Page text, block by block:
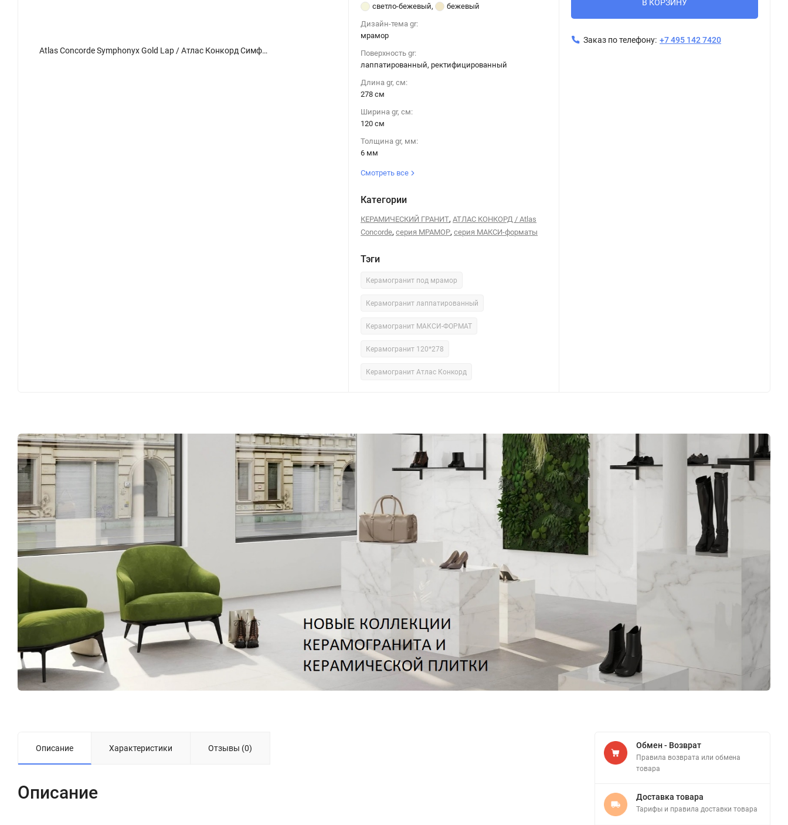
Atlas Concorde Symphonyx Gold Lap / Атлас Конкорд Симфоникс Голд Лап 120x278
светло-бежевый,
бежевый
Дизайн-тема gr:
мрамор
Поверхность gr:
лаппатированный, ректифицированный
Длина gr, см:
278 см
Ширина gr, см:
120 см
Толщина gr, мм:
6 мм
Смотреть все
Категории
КЕРАМИЧЕСКИЙ ГРАНИТ,АТЛАС КОНКОРД / Atlas
Concorde,серия МРАМОР,серия МАКСИ-форматы
Тэги
Керамогранит под мрамор
Керамогранит лаппатированный
Керамогранит МАКСИ-ФОРМАТ
Керамогранит 120*278
Керамогранит Атлас Конкорд
В КОРЗИНУ
Заказ по телефону: +7 495 142 7420
Описание Характеристики Отзывы (0)
Описание
Обмен - Возврат
Правила возврата или обмена
товара
Доставка товара
Тарифы и правила доставки товара